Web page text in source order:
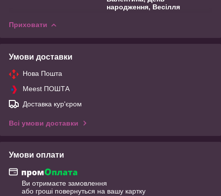
народження, Весілля
Приховати
Умови доставки
Нова Пошта
Meest ПОШТА
Доставка кур'єром
Всі умови доставки
Умови оплати
Ви отримаєте замовлення
або гроші повернуться на вашу картку